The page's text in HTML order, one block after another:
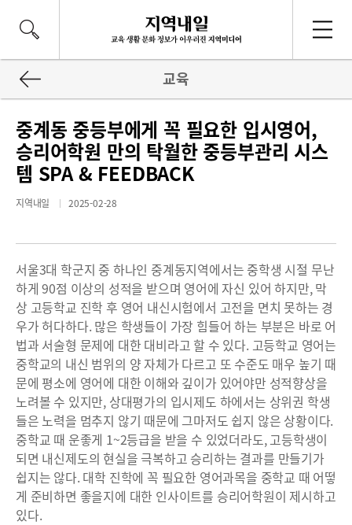
교육
중계동 중등부에게 꼭 필요한 입시영어,
승리어학원 만의 탁월한 중등부관리 시스
템 SPA & FEEDBACK
지역내일 2025-02-28
서울3대 학군지 중 하나인 중계동지역에서는 중학생 시절 무난
하게 90점 이상의 성적을 받으며 영어에 자신 있어 하지만, 막
상 고등학교 진학 후 영어 내신시험에서 고전을 면치 못하는 경
우가 허다하다. 많은 학생들이 가장 힘들어 하는 부분은 바로 어
법과 서술형 문제에 대한 대비라고 할 수 있다. 고등학교 영어는
중학교의 내신 범위의 양 자체가 다르고 또 수준도 매우 높기 때
문에 평소에 영어에 대한 이해와 깊이가 있어야만 성적향상을
노려볼 수 있지만, 상대평가의 입시제도 하에서는 상위권 학생
들은 노력을 멈추지 않기 때문에 그마저도 쉽지 않은 상황이다.
중학교 때 운좋게 1~2등급을 받을 수 있었더라도, 고등학생이
되면 내신제도의 현실을 극복하고 승리하는 결과를 만들기가
쉽지는 않다. 대학 진학에 꼭 필요한 영어과목을 중학교 때 어떻
게 준비하면 좋을지에 대한 인사이트를 승리어학원이 제시하고
있다.